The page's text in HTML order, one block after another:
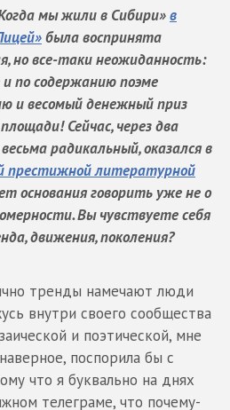
мы жили в Сибири»в
была воспринята
но все-таки неожиданность:
по содержанию поэме
и весомый денежный приз
Сейчас, через два
радикальный, оказался в
престижной литературной
основания говорить уже не о
Вы чувствуете себя
движения, поколения?
тренды намечают люди
внутри своего сообщества
и поэтической, мне
поспорила бы с
что я буквально на днях
телеграме, что почему-